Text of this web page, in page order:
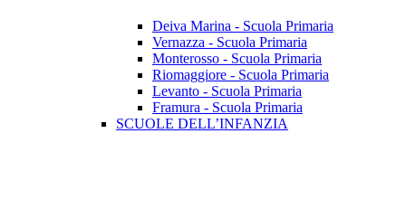
Deiva Marina - Scuola Primaria
Vernazza - Scuola Primaria
Monterosso - Scuola Primaria
Riomaggiore - Scuola Primaria
Levanto - Scuola Primaria
Framura - Scuola Primaria
SCUOLE DELL’INFANZIA